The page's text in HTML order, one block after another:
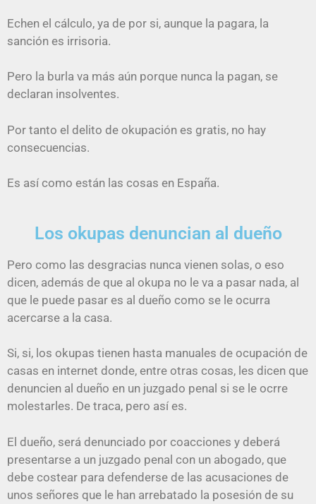
Echen el cálculo, ya de por si, aunque la pagara, la
sanción es irrisoria.
Pero la burla va más aún porque nunca la pagan, se
declaran insolventes.
Por tanto el delito de okupación es gratis, no hay
consecuencias.
Es así como están las cosas en España.
Los okupas denuncian al dueño
Pero como las desgracias nunca vienen solas, o eso
dicen, además de que al okupa no le va a pasar nada, al
que le puede pasar es al dueño como se le ocurra
acercarse a la casa.
Si, si, los okupas tienen hasta manuales de ocupación de
casas en internet donde, entre otras cosas, les dicen que
denuncien al dueño en un juzgado penal si se le ocrre
molestarles. De traca, pero así es.
El dueño, será denunciado por coacciones y deberá
presentarse a un juzgado penal con un abogado, que
debe costear para defenderse de las acusaciones de
unos señores que le han arrebatado la posesión de su